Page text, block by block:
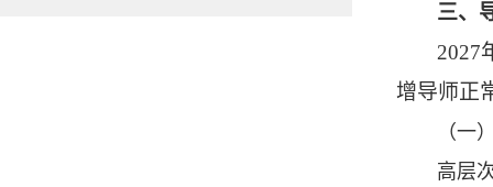
三、
2027
增导师正
（一
高层